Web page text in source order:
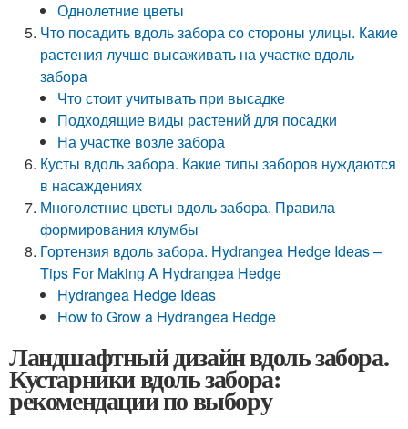
Однолетние цветы
Что посадить вдоль забора со стороны улицы. Какие
растения лучше высаживать на участке вдоль
забора
Что стоит учитывать при высадке
Подходящие виды растений для посадки
На участке возле забора
Кусты вдоль забора. Какие типы заборов нуждаются
в насаждениях
Многолетние цветы вдоль забора. Правила
формирования клумбы
Гортензия вдоль забора. Hydrangea Hedge Ideas –
Tips For Making A Hydrangea Hedge
Hydrangea Hedge Ideas
How to Grow a Hydrangea Hedge
Ландшафтный дизайн вдоль забора.
Кустарники вдоль забора:
рекомендации по выбору